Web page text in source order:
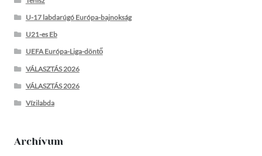
U-17 labdarúgó Európa-bajnokság
U21-es Eb
UEFA Európa-Liga-döntő
VÁLASZTÁS 2026
VÁLASZTÁS 2026
Vízilabda
Archívum